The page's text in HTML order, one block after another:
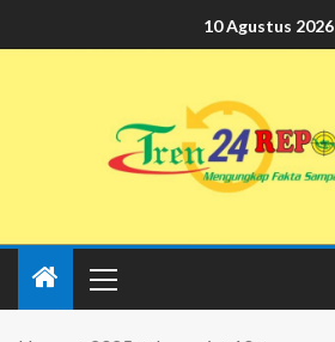
10 Agustus 2026